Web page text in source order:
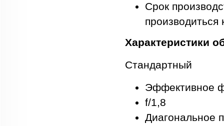
Срок
Характеристики
Стандартный
Эффективное
f/1,8
Диагональное